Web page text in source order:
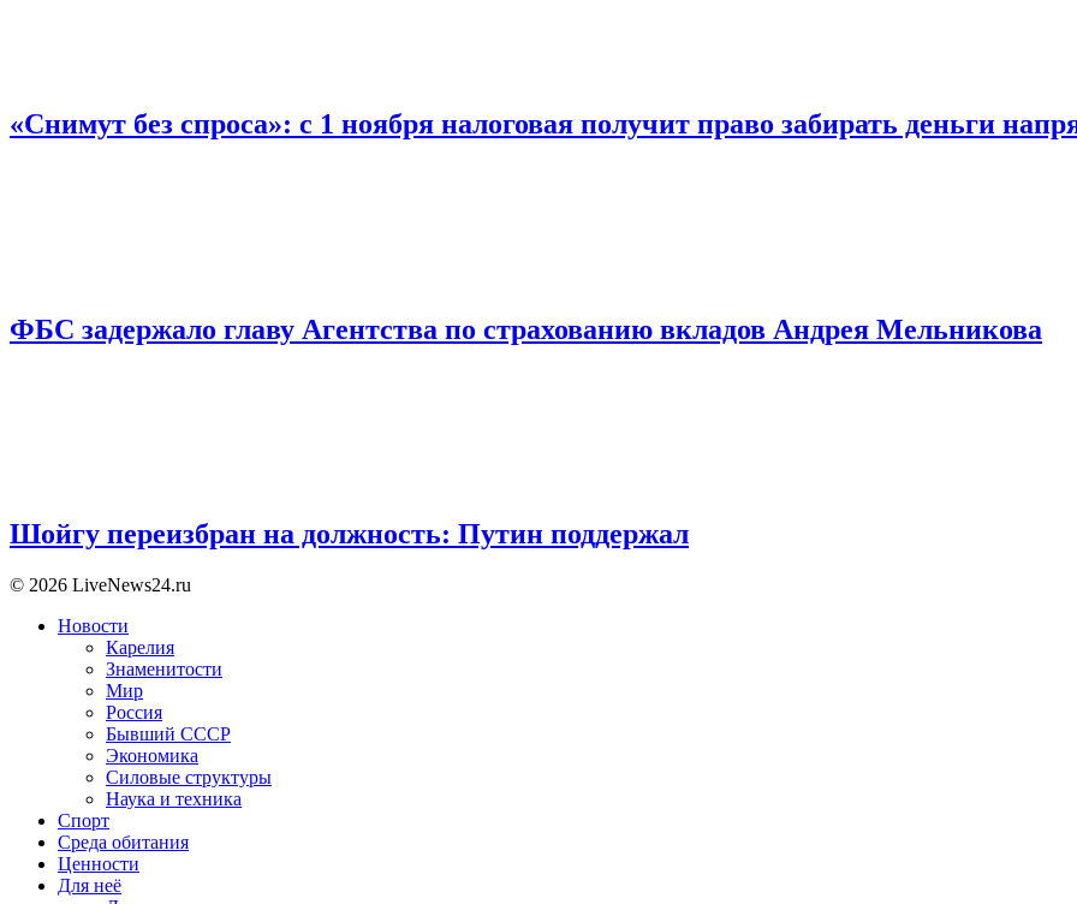
«Снимут без спроса»: с 1 ноября налоговая получит право забирать деньги
ФБС задержало главу Агентства по страхованию вкладов Андрея Мельникова
Шойгу переизбран на должность: Путин поддержал
© 2026 LiveNews24.ru
Новости
Карелия
Знаменитости
Мир
Россия
Бывший СССР
Экономика
Силовые структуры
Наука и техника
Спорт
Среда обитания
Ценности
Для неё